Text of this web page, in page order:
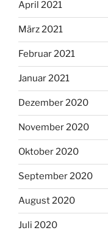
April 2021
März 2021
Februar 2021
Januar 2021
Dezember 2020
November 2020
Oktober 2020
September 2020
August 2020
Juli 2020